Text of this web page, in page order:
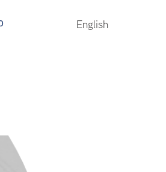
English